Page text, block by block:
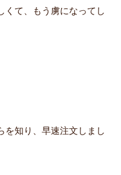
くて、もう虜になってし
を知り、早速注文しまし